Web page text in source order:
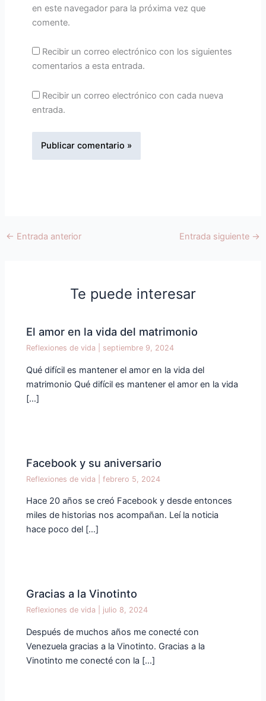
en este navegador para la próxima vez que
comente.
Recibir un correo electrónico con los siguientes
comentarios a esta entrada.
Recibir un correo electrónico con cada nueva
entrada.
← Entrada anterior Entrada siguiente →
Te puede interesar
El amor en la vida del matrimonio
Reflexiones de vida septiembre 9, 2024
Qué difícil es mantener el amor en la vida del
matrimonio Qué difícil es mantener el amor en la vida
[…]
Facebook y su aniversario
Reflexiones de vida |febrero 5, 2024
Hace 20 años se creó Facebook y desde entonces
miles de historias nos acompañan. Leí la noticia
hace poco del […]
Gracias a la Vinotinto
Reflexiones de vida julio 8, 2024
Después de muchos años me conecté con
Venezuela gracias a la Vinotinto. Gracias a la
Vinotinto me conecté con la […]